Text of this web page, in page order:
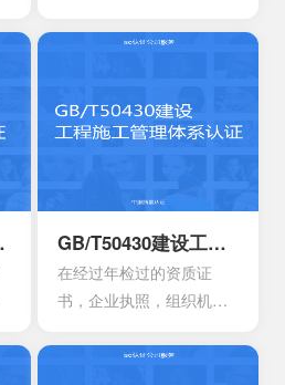
为了有效提供建立实施监
系模型。这是当前在金融
机构，高科技产业，还有
的it管理者会拥有着参考的
框架，能够达到管理it服务
的效果，可以通过认证的
方式来表达。其实这一次
样的方面来有效介绍准备
认证 GB/T50430建设工程施工管理体系认证
在经过年检过的资质证
书，企业执照，组织机构
非常的重要，因为会形成